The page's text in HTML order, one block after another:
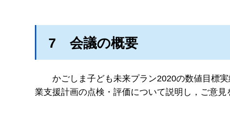
7 会議の概要
かごしま子ども未来プラン2020の数値目標
業支援計画の点検・評価について説明し，ご意見